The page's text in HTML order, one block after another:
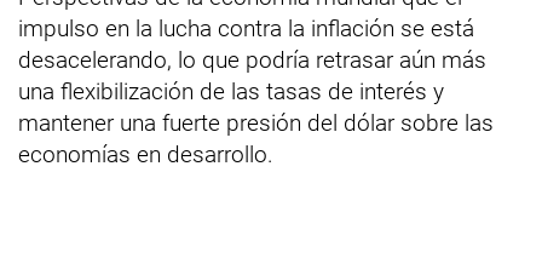
impulso en la lucha contra la inflación se está
desacelerando, lo que podría retrasar aún más
una flexibilización de las tasas de interés y
mantener una fuerte presión del dólar sobre las
economías en desarrollo.